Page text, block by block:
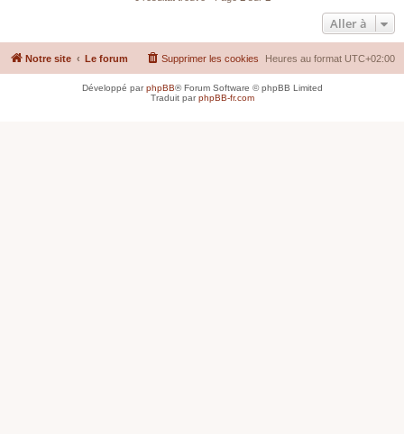
Aller à
Notre site Le forum Heures au format UTC+02:00
Supprimer les cookies
Développé parphpBB® Forum Software © phpBB Limited
Traduit parphpBB-fr.com